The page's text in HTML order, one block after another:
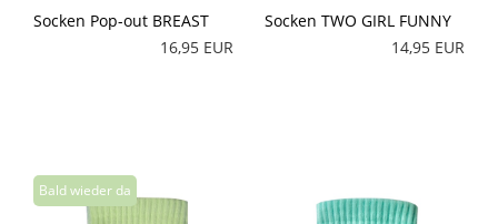
Socken Pop-out BREAST
16,95 EUR
Socken TWO GIRL FUNNY
14,95 EUR